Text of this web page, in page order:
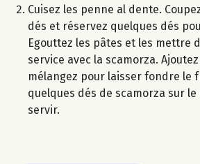
Cuisez les penne al dente.
dés et réservez quelques dés
Egouttez les pâtes et les mettre
service avec la scamorza.
mélangez pour laisser fondre le
quelques dés de scamorza sur
servir.